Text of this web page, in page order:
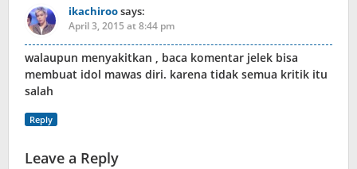
ikachiroosays:
April 3, 2015 at 8:44 pm
walaupun menyakitkan , baca komentar jelek bisa
membuat idol mawas diri. karena tidak semua kritik itu
salah
Reply
Leave a Reply